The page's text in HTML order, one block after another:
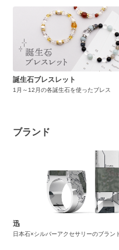
誕生石ブレスレット
1月～12月の各誕生石を使ったブレス
ブランド
迅
日本石×シルバーアクセサリーのブラン